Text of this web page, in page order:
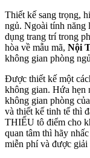
Thiết kế sang trọng,
ngủ. Ngoài tính năng
dụng trang trí trong
hòa về mẫu mã, Nội
không gian phòng
Được thiết kế một
không gian. Hứa hẹn
không gian phòng
và thiết kế tinh tế thì
THIẾU tô điểm cho
quan tâm thì hãy
miễn phí và được giải